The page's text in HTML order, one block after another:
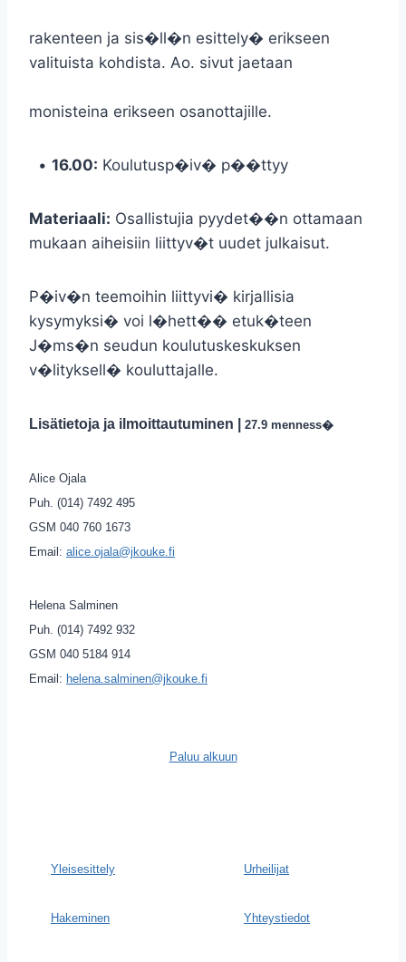
rakenteen ja sis�ll�n esittely� erikseen
valituista kohdista. Ao. sivut jaetaan
monisteina erikseen osanottajille.
• 16.00: Koulutusp�iv� p��ttyy
Materiaali: Osallistujia pyydet��n ottamaan
mukaan aiheisiin liittyv�t uudet julkaisut.
P�iv�n teemoihin liittyvi� kirjallisia
kysymyksi� voi l�hett�� etuk�teen
J�ms�n seudun koulutuskeskuksen
v�lityksell� kouluttajalle.
Lisätietoja ja ilmoittautuminen | 27.9 menness�
Alice Ojala
Puh. (014) 7492 495
GSM 040 760 1673
Email: alice.ojala@jkouke.fi
Helena Salminen
Puh. (014) 7492 932
GSM 040 5184 914
Email: helena.salminen@jkouke.fi
Paluu alkuun
Yleisesittely Urheilijat
Hakeminen Yhteystiedot